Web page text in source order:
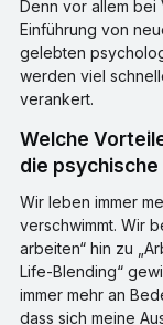
Denn vor allem
Einführung von
gelebten
werden viel
verankert.
Welche Vorteile bietet das hybride Arbeiten für
die
Wir leben immer
verschwimmt. Wir
arbeiten“ hin zu
Life-Blending“
immer mehr an
dass sich meine